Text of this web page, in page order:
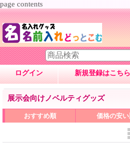
page contents
ログイン 新規登録はこちら
展示会向けノベルティグッズ
おすすめ順 価格の安い